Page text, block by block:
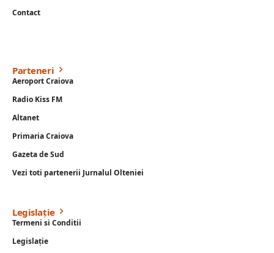
Contact
Parteneri
Aeroport Craiova
Radio Kiss FM
Altanet
Primaria Craiova
Gazeta de Sud
Vezi toti partenerii Jurnalul Olteniei
Legislație
Termeni si Conditii
Legislație